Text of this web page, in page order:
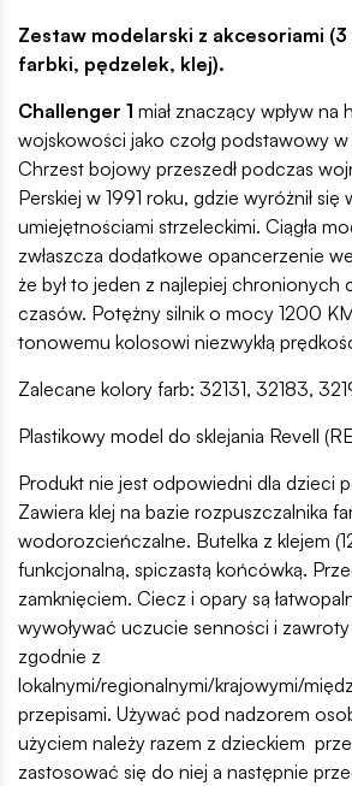
Zestaw modelarski z akcesoriami
farbki, pędzelek, klej).
Challenger 1 miał znaczący wpływ na
wojskowości jako czołg podstawowy
Chrzest bojowy przeszedł podczas
Perskiej w 1991 roku, gdzie wyróżnił się
umiejętnościami strzeleckimi. Ciągła
zwłaszcza dodatkowe opancerzenie
że był to jeden z najlepiej chronionych
czasów. Potężny silnik o mocy 1200
tonowemu kolosowi niezwykłą
Zalecane kolory farb: 32131, 32183,
Plastikowy model do sklejania Revell
Produkt nie jest odpowiedni dla dzieci
Zawiera klej na bazie rozpuszczalnika
wodorozcieńczalne. Butelka z klejem
funkcjonalną, spiczastą końcówką.
zamknięciem. Ciecz i opary są
wywoływać uczucie senności i zawroty
zgodnie z
lokalnymi/regionalnymi/krajowymi/
przepisami. Używać pod nadzorem
użyciem należy razem z dzieckiem
zastosować się do niej a następnie